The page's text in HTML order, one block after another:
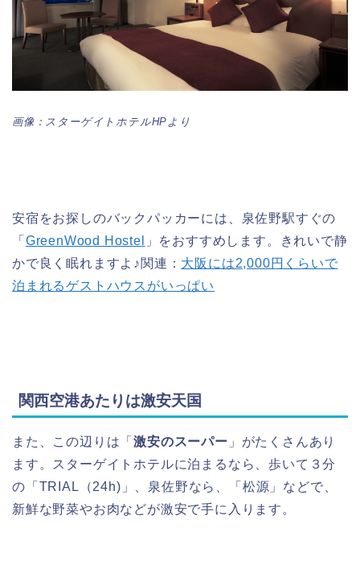
画像：スターゲイトホテルHPより
安宿をお探しのバックパッカーには、泉佐野駅すぐの
「 GreenWood Hostel
」をおすすめします。きれいで静
かで良く眠れますよ♪関連： 大阪には2,000円くらいで
泊まれるゲストハウスがいっぱい
関西空港あたりは激安天国
また、この辺りは「激安のスーパー 」がたくさんあり
ます。スターゲイトホテルに泊まるなら、歩いて３分
の「TRIAL（24h)」、泉佐野なら、「松源」などで、
新鮮な野菜やお肉などが激安で手に入ります。